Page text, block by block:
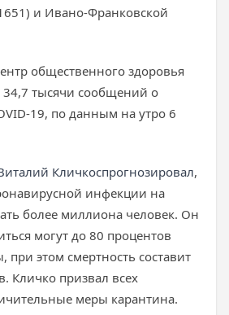
и Ивано-Франковской
общественного здоровья
тысячи сообщений о
19, по данным на утро 6
Кличкоспрогнозировал,
инфекции на
более миллиона человек. Он
могут до 80 процентов
при этом смертность составит
Кличко призвал всех
меры карантина.